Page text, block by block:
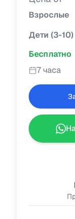
Взрослые
Дети (3-10)
Бесплатно
7 часа